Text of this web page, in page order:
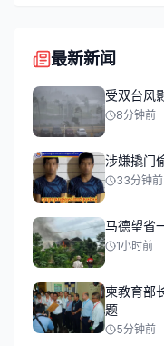
最新新闻
受双台风
8分钟前
涉嫌撬门
33分钟前
马德望省
1小时前
柬教育部
题
5分钟前